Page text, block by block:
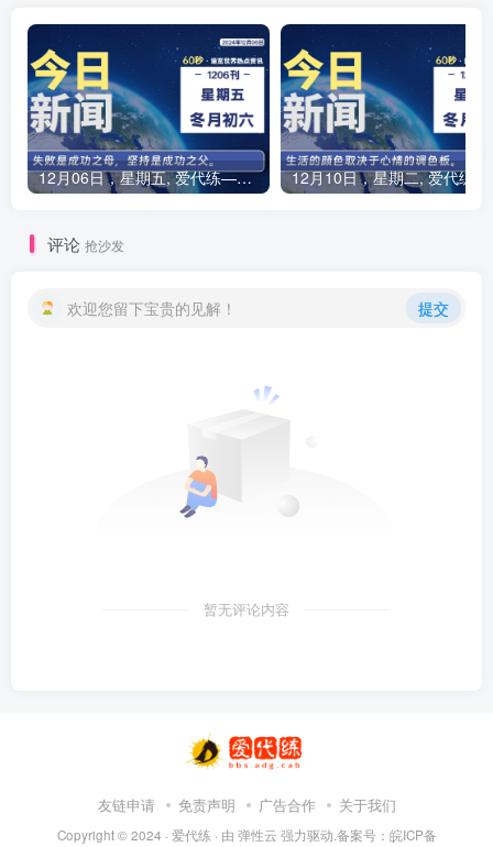
12月06日，星期五, 爱代练—每天60秒读懂全世界！
评论 抢沙发
欢迎您留下宝贵的见解！ 提交
暂无评论内容
友链申请 免责声明 广告合作 关于我们
Copyright © 2024 · 爱代练 · 由 弹性云 强力驱动.备案号： 皖ICP备